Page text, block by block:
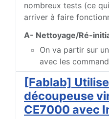
nombreux tests (ce
arriver à faire
A- Nettoyage/Ré-
On va partir sur
avec les
[Fablab]
découpeuse
CE7000 avec